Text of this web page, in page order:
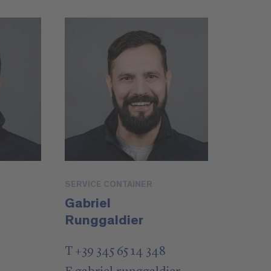
SERVICE CONTAINER
Gabriel
Runggaldier
T +39 345 65 14 348